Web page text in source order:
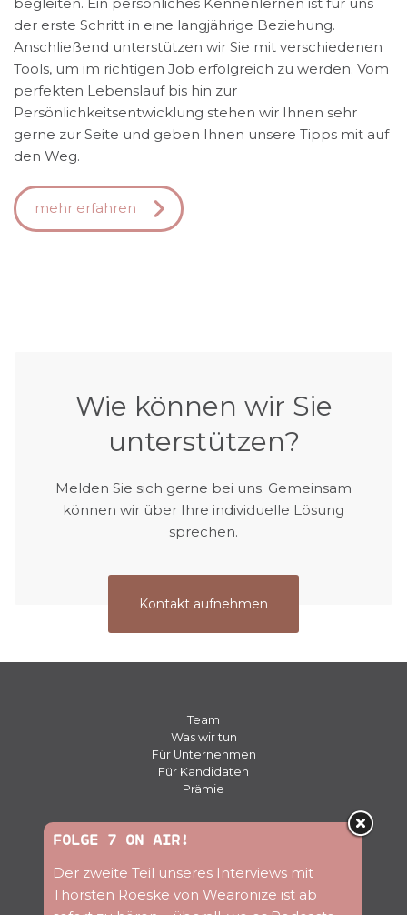
der erste Schritt in eine langjährige Beziehung.
Anschließend unterstützen wir Sie mit verschiedenen
Tools, um im richtigen Job erfolgreich zu werden. Vom
perfekten Lebenslauf bis hin zur
Persönlichkeitsentwicklung stehen wir Ihnen sehr
gerne zur Seite und geben Ihnen unsere Tipps mit auf
den Weg.
mehr erfahren
Wie können wir Sie
unterstützen?
Melden Sie sich gerne bei uns. Gemeinsam
können wir über Ihre individuelle Lösung
sprechen.
Kontakt aufnehmen
Team
Was wir tun
Für Unternehmen
Für Kandidaten
Prämie
Presse
Jobs
Blog
FOLGE 7 ON AIR!
Der zweite Teil unseres Interviews mit
Thorsten Roeske von Wearonize ist ab